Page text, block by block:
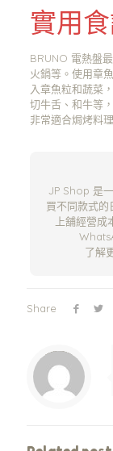
實用
BRUNO 電熱盤
火鍋等。使用章
入章魚粒和蔬菜
切牛舌、和牛等
非常適合焗烤料
JP Shop 是
買不同款式的
上舖經營
了解
Share
Warning
/www/wwwroot/jpshop.hk/wp-content/themes/betheme/includes/content-single.php
on line
286